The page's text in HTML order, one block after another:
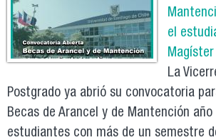
el
Magíster
La
Postgrado ya abrió su convocatoria
Becas de Arancel y de Mantención año
estudiantes con más de un semestre